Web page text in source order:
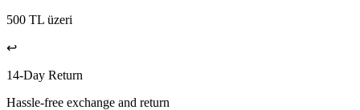
500 TL üzeri
↩️
14-Day Return
Hassle-free exchange and return